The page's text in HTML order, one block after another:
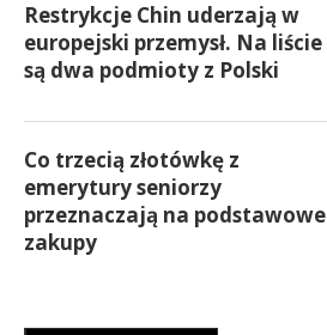
Restrykcje Chin uderzają w
europejski przemysł. Na liście
są dwa podmioty z Polski
Co trzecią złotówkę z
emerytury seniorzy
przeznaczają na podstawowe
zakupy